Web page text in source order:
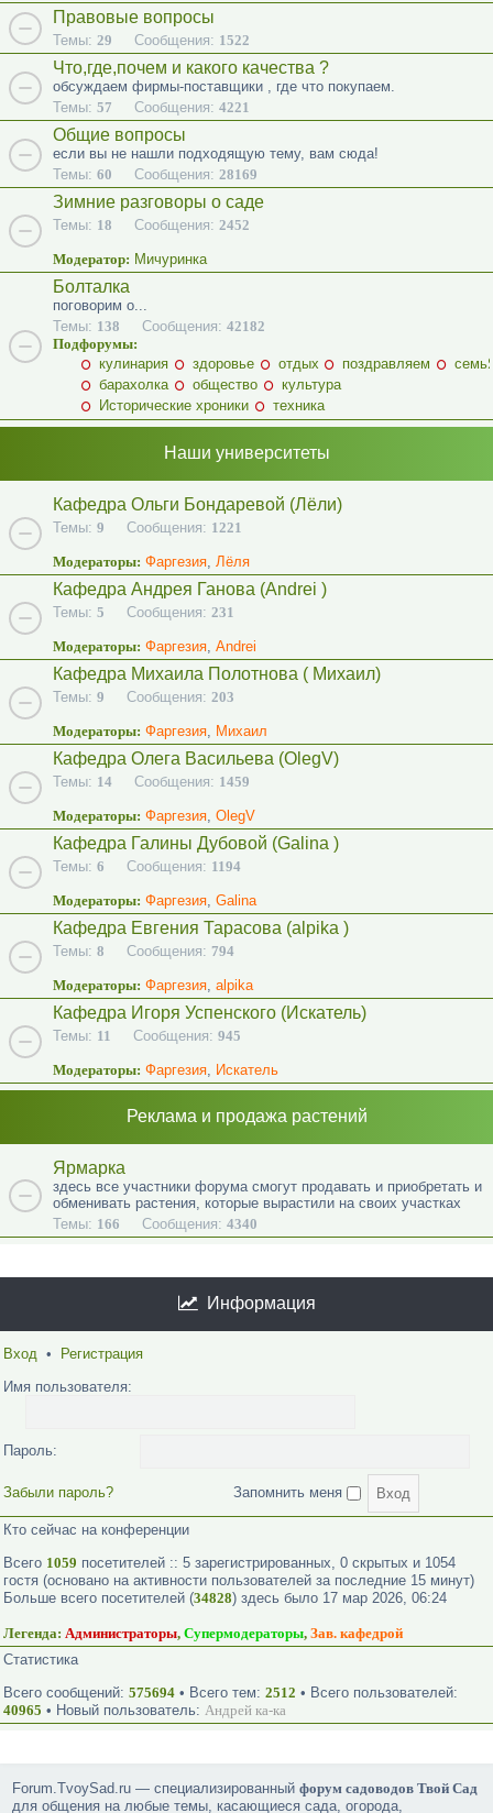
Правовые вопросы
Темы: 29 Сообщения: 1522
Что,где,почем и какого качества ?
обсуждаем фирмы-поставщики , где что покупаем.
Темы: 57 Сообщения: 4221
Общие вопросы
если вы не нашли подходящую тему, вам сюда!
Темы: 60 Сообщения: 28169
Зимние разговоры о саде
Темы: 18 Сообщения: 2452
Модератор: Мичуринка
Болталка
поговорим о...
Темы: 138 Сообщения: 42182
Подфорумы:
кулинария
здоровье отдых поздравляем
барахолка
общество
культура
Исторические хроники
техника
Наши университеты
Кафедра Ольги Бондаревой (Лёли)
Темы: 9 Сообщения: 1221
Модераторы: Фаргезия, Лёля
Кафедра Андрея Ганова (Andrei )
Темы: 5 Сообщения: 231
Модераторы: Фаргезия, Andrei
Кафедра Михаила Полотнова ( Михаил)
Темы: 9 Сообщения: 203
Модераторы: Фаргезия, Михаил
Кафедра Олега Васильева (OlegV)
Темы: 14 Сообщения: 1459
Модераторы: Фаргезия, OlegV
Кафедра Галины Дубовой (Galina )
Темы: 6 Сообщения: 1194
Модераторы: Фаргезия, Galina
Кафедра Евгения Тарасова (alpika )
Темы: 8 Сообщения: 794
Модераторы: Фаргезия, alpika
Кафедра Игоря Успенского (Искатель)
Темы: 11 Сообщения: 945
Модераторы: Фаргезия, Искатель
Реклама и продажа растений
Ярмарка
здесь все участники форума смогут продавать и приобретать и
обменивать растения, которые вырастили на своих участках
Темы: 166 Сообщения: 4340
Информация
Вход •
Регистрация
Имя пользователя:
Пароль:
Забыли пароль? Запомнить меня
Кто сейчас на конференции
Всего 1059 посетителей :: 5 зарегистрированных, 0 скрытых и 1054
гостя (основано на активности пользователей за последние 15 минут)
Больше всего посетителей (34828) здесь было 17 мар 2026, 06:24
Легенда: Администраторы, Супермодераторы, Зав. кафедрой
Статистика
Всего сообщений: 575694 • Всего тем: 2512 • Всего пользователей:
40965 • Новый пользователь: Андрей ка-ка
Forum.TvoySad.ru — специализированныйфорум садоводов Твой Сад
для общения на любые темы, касающиеся сада, огорода,